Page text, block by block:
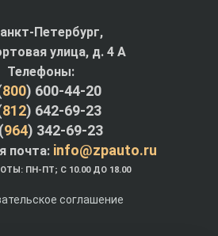
Петербург,
улица, д. 4 A
Телефоны:
800) 600-44-20
812) 642-69-23
964) 342-69-23
почта: info@zpauto.ru
ПН-ПТ; С 10.00 ДО 18.00
соглашение